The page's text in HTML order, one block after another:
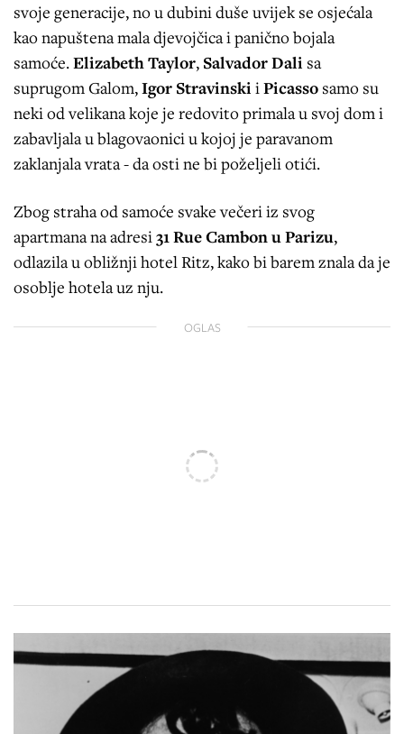
svoje generacije, no u dubini duše uvijek se osjećala
kao napuštena mala djevojčica i panično bojala
samoće.Elizabeth Taylor, Salvador Dali sa
suprugom Galom,Igor Stravinski iPicasso samo su
neki od velikana koje je redovito primala u svoj dom i
zabavljala u blagovaonici u kojoj je paravanom
zaklanjala vrata - da osti ne bi poželjeli otići.
Zbog straha od samoće svake večeri iz svog
apartmana na adresi31 Rue Cambon u Parizu,
odlazila u obližnji hotel Ritz, kako bi barem znala da je
osoblje hotela uz nju.
OGLAS